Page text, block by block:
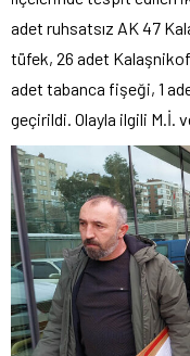
adet ruhsatsız AK 47
tüfek, 26 adet
adet tabanca fişeği, 1
geçirildi. Olayla ilgili M.İ.